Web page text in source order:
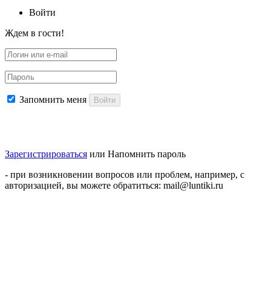
Войти
Ждем в гости!
Запомнить меня Войти
Зарегистрироваться или Напомнить пароль
- при возникновении вопросов или проблем, например, с
авторизацией, вы можете обратиться: mail@luntiki.ru